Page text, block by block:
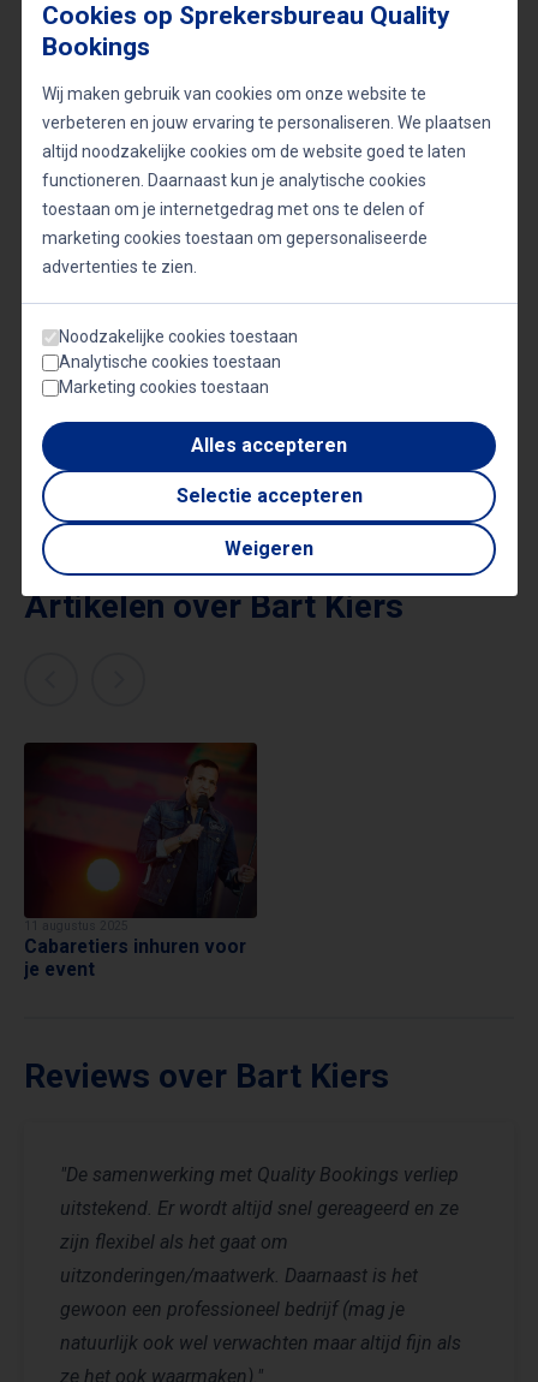
Video's
Artikelen over Bart Kiers
Cabaretiers inhuren voor
je event
Reviews over Bart Kiers
"De samenwerking met Quality Bookings verliep
uitstekend. Er wordt altijd snel gereageerd en ze
zijn flexibel als het gaat om
uitzonderingen/maatwerk. Daarnaast is het
gewoon een professioneel bedrijf (mag je
natuurlijk ook wel verwachten maar altijd fijn als
ze het ook waarmaken)."
Cookies op Sprekersbureau Quality
Bookings
Wij maken gebruik van cookies om onze website te
verbeteren en jouw ervaring te personaliseren. We plaatsen
altijd noodzakelijke cookies om de website goed te laten
functioneren. Daarnaast kun je analytische cookies
toestaan om je internetgedrag met ons te delen of
marketing cookies toestaan om gepersonaliseerde
advertenties te zien.
Noodzakelijke cookies toestaan
Analytische cookies toestaan
Marketing cookies toestaan
Alles accepteren
Selectie accepteren
Weigeren